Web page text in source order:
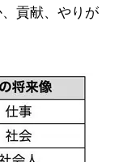
貢献、やりが